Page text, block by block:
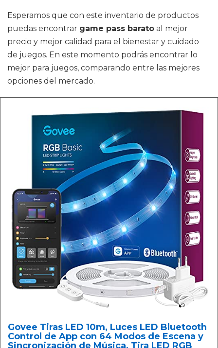
Esperamos que con este inventario de productos
puedas encontrar game pass barato al mejor
precio y mejor calidad para el bienestar y cuidado
de juegos. En este momento podrás encontrar lo
mejor para juegos, comparando entre las mejores
opciones del mercado.
Govee Tiras LED 10m, Luces LED Bluetooth
Control de App con 64 Modos de Escena y
Sincronización de Música, Tira LED RGB